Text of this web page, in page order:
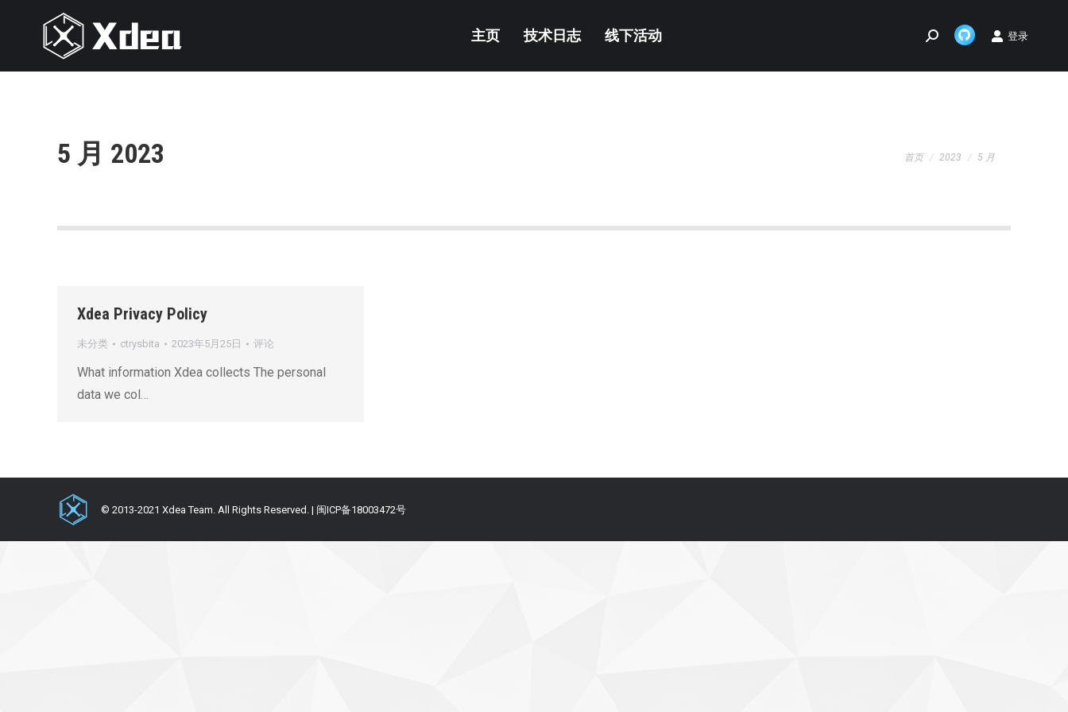
主页 技术日志 线下活动 Search:Github
登录
5 月 2023 首页 2023 5 月
Xdea Privacy Policy
未分类 ctrysbita 2023年5月25日 评论
What information Xdea collects The personal
data we col…
© 2013-2021 Xdea Team. All Rights Reserved. | 闽ICP备18003472号